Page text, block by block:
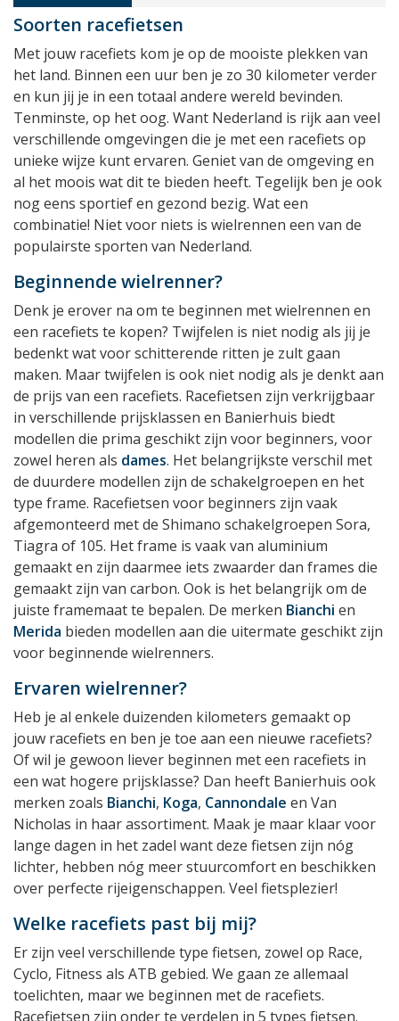
Soorten racefietsen
Met jouw racefiets kom je op de mooiste plekken van
het land. Binnen een uur ben je zo 30 kilometer verder
en kun jij je in een totaal andere wereld bevinden.
Tenminste, op het oog. Want Nederland is rijk aan veel
verschillende omgevingen die je met een racefiets op
unieke wijze kunt ervaren. Geniet van de omgeving en
al het moois wat dit te bieden heeft. Tegelijk ben je ook
nog eens sportief en gezond bezig. Wat een
combinatie! Niet voor niets is wielrennen een van de
populairste sporten van Nederland.
Beginnende wielrenner?
Denk je erover na om te beginnen met wielrennen en
een racefiets te kopen? Twijfelen is niet nodig als jij je
bedenkt wat voor schitterende ritten je zult gaan
maken. Maar twijfelen is ook niet nodig als je denkt aan
de prijs van een racefiets. Racefietsen zijn verkrijgbaar
in verschillende prijsklassen en Banierhuis biedt
modellen die prima geschikt zijn voor beginners, voor
zowel heren als dames. Het belangrijkste verschil met
de duurdere modellen zijn de schakelgroepen en het
type frame. Racefietsen voor beginners zijn vaak
afgemonteerd met de Shimano schakelgroepen Sora,
Tiagra of 105. Het frame is vaak van aluminium
gemaakt en zijn daarmee iets zwaarder dan frames die
gemaakt zijn van carbon. Ook is het belangrijk om de
juiste framemaat te bepalen. De merken Bianchi en
Merida bieden modellen aan die uitermate geschikt zijn
voor beginnende wielrenners.
Ervaren wielrenner?
Heb je al enkele duizenden kilometers gemaakt op
jouw racefiets en ben je toe aan een nieuwe racefiets?
Of wil je gewoon liever beginnen met een racefiets in
een wat hogere prijsklasse? Dan heeft Banierhuis ook
merken zoals Bianchi, Koga, Cannondale en Van
Nicholas in haar assortiment. Maak je maar klaar voor
lange dagen in het zadel want deze fietsen zijn nóg
lichter, hebben nóg meer stuurcomfort en beschikken
over perfecte rijeigenschappen. Veel fietsplezier!
Welke racefiets past bij mij?
Er zijn veel verschillende type fietsen, zowel op Race,
Cyclo, Fitness als ATB gebied. We gaan ze allemaal
toelichten, maar we beginnen met de racefiets.
Racefietsen zijn onder te verdelen in 5 types fietsen.